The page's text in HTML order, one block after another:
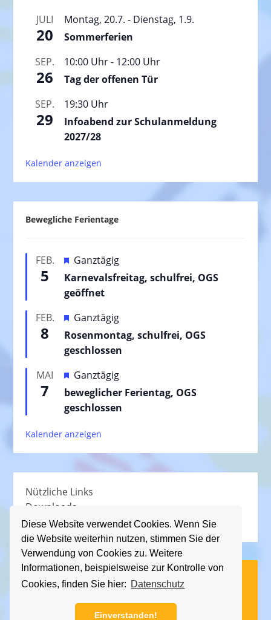
Diese Website verwendet Cookies. Wenn Sie
die Website weiterhin nutzen, stimmen Sie der
Verwendung von Cookies zu. Weitere
Informationen, beispielsweise zur Kontrolle von
Cookies, finden Sie hier: Datenschutz
Einverstanden!
JULI
20
Montag, 20.7. - Dienstag, 1.9.
Sommerferien
SEP.
26
10:00 Uhr- 12:00 Uhr
Tag der offenen Tür
SEP.
29
19:30 Uhr
Infoabend zur Schulanmeldung
2027/28
Kalender anzeigen
Bewegliche Ferientage
FEB.
5
H
e
r
o
r
g
h
o
b
n
Ganztägig
Karnevalsfreitag, schulfrei, OGS
geöffnet
FEB.
8
H
e
r
o
r
g
h
o
n
Ganztägig
Rosenmontag, schulfrei, OGS
geschlossen
MAI
7
H
e
r
o
r
h
o
b
e
n
Ganztägig
beweglicher Ferientag, OGS
geschlossen
Kalender anzeigen
Nützliche Links
Downloads
Schullied
Impressum|Datenschutz